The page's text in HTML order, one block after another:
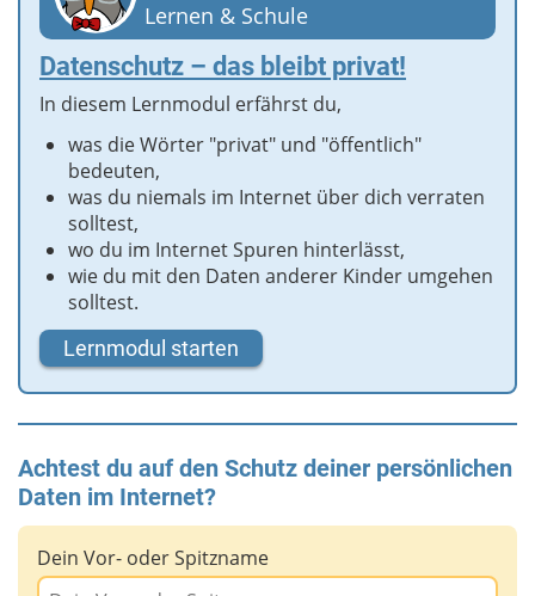
Lernen & Schule
Datenschutz – das bleibt privat!
In diesem Lernmodul erfährst du,
was die Wörter "privat" und "öffentlich"
bedeuten,
was du niemals im Internet über dich verraten
solltest,
wo du im Internet Spuren hinterlässt,
wie du mit den Daten anderer Kinder umgehen
solltest.
Lernmodul starten
Achtest du auf den Schutz deiner persönlichen
Daten im Internet?
Dein Vor- oder Spitzname